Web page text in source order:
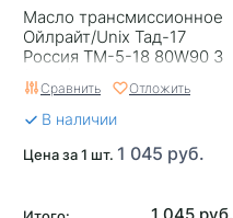
Масло трансмиссионное
Ойлрайт/Unix Тад-17
Россия ТМ-5-18 80W90 3
(2546)
Сравнить Отложить
В наличии
Цена за 1 шт. 1 045 руб.
1 045 руб.